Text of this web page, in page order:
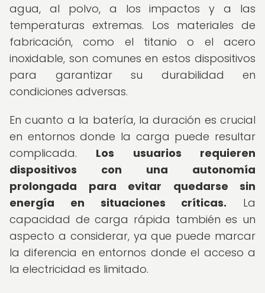
agua, al polvo, a los impactos y a las
temperaturas extremas. Los materiales de
fabricación, como el titanio o el acero
inoxidable, son comunes en estos dispositivos
para garantizar su durabilidad en
condiciones adversas.
En cuanto a la batería, la duración es crucial
en entornos donde la carga puede resultar
complicada. Los usuarios requieren
dispositivos con una autonomía
prolongada para evitar quedarse sin
energía en situaciones críticas. La
capacidad de carga rápida también es un
aspecto a considerar, ya que puede marcar
la diferencia en entornos donde el acceso a
la electricidad es limitado.